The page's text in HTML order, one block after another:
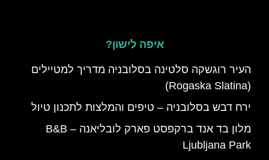
איפה לישון?
העיר רוגשקה סלטינה בסלובניה מדריך למטיילים
(Rogaska Slatina)
ירח דבש בסלובניה – טיפים והמלצות לתכנון טיול
מלון בד אנד ברקפסט פארק לובליאנה – B&B
Ljubljana Park